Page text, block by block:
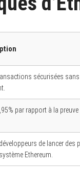
sécurisées sans
par rapport à la
de lancer des
Ethereum.